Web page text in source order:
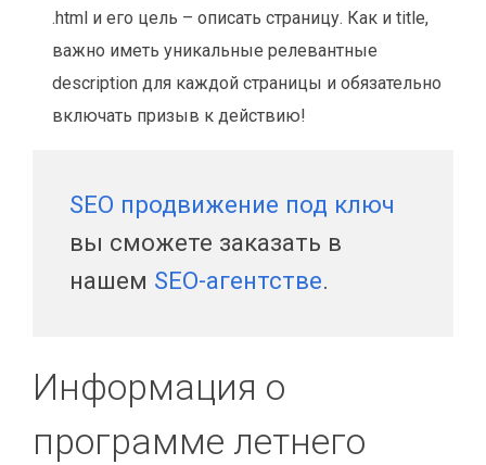
.html и его цель – описать страницу. Как и title,
важно иметь уникальные релевантные
description для каждой страницы и обязательно
включать призыв к действию!
SEO продвижение под ключ
вы сможете заказать в
нашем SEO-агентстве.
Информация о
программе летнего